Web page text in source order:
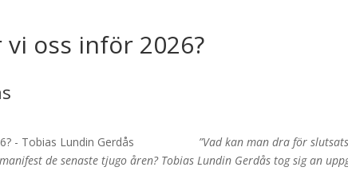
oss inför 2026?
”Vad kan man dra för
de senaste tjugo åren? Tobias Lundin Gerdås tog sig an